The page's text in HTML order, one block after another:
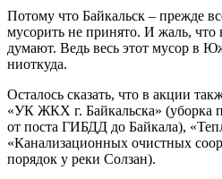
Потому что Байкальск – прежде
мусорить не принято. И жаль, что
думают. Ведь весь этот мусор в
ниоткуда.
Осталось сказать, что в акции
«УК ЖКХ г. Байкальска» (уборка
от поста ГИБДД до Байкала),
«Канализационных очистных
порядок у реки Солзан).